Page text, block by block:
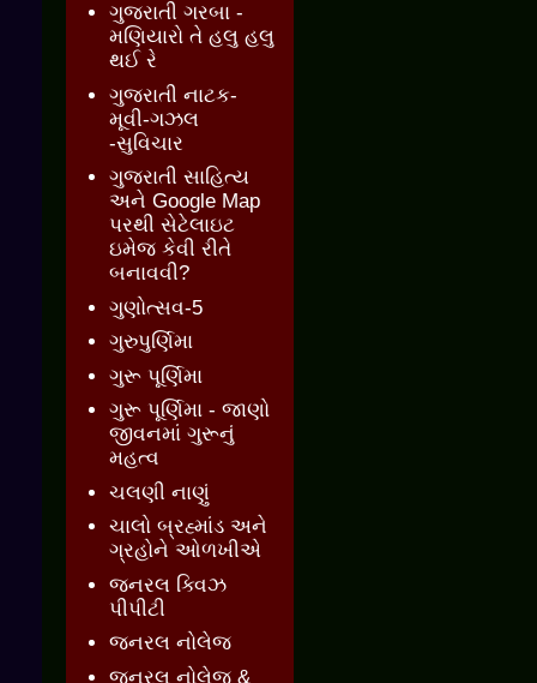
ગુજરાતી ગરબા -
મણિયારો તે હલુ હલુ
થઈ રે
ગુજરાતી નાટક-
મૂવી-ગઝલ
-સુવિચાર
ગુજરાતી સાહિત્ય
અને Google Map
પરથી સેટેલાઇટ
ઇમેજ કેવી રીતે
બનાવવી?
ગુણોત્સવ-5
ગુરુપુર્ણિમા
ગુરૂ પૂર્ણિમા
ગુરૂ પૂર્ણિમા - જાણો
જીવનમાં ગુરૂનું
મહત્વ
ચલણી નાણું
ચાલો બ્રહ્માંડ અને
ગ્રહોને ઓળખીએ
જનરલ ક્વિઝ
પીપીટી
જનરલ નોલેજ
જનરલ નોલેજ &